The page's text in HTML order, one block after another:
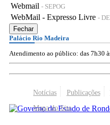
Webmail - SEPOG
WebMail - Expresso Livre -
Fechar
Palácio Rio Madeira
Atendimento ao público: das 7h30
Notícias Publicações
Mapa do Site